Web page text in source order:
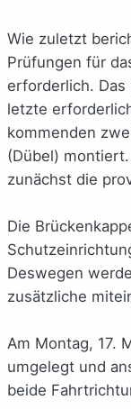
Wie zuletzt
Prüfungen für
erforderlich. Das
letzte
kommenden
(Dübel)
zunächst die
Die
Deswegen
zusätzliche
Am Montag, 17.
umgelegt und
beide